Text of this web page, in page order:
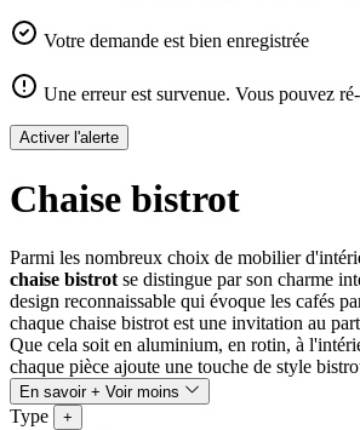
Votre demande est bien enregistrée
Une erreur est survenue. Vous pouvez
Activer l'alerte
Chaise bistrot
Parmi les nombreux choix de mobilier
chaise bistrot se distingue par son charme
design reconnaissable qui évoque les cafés
chaque chaise bistrot est une invitation au
Que cela soit en aluminium, en rotin, à
chaque pièce ajoute une touche de style
En savoir + Voir moins
Type +